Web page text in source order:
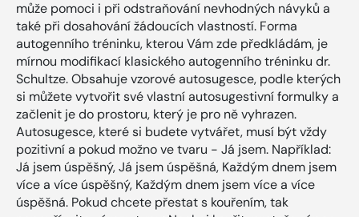
může pomoci i při odstraňování nevhodných návyků a
také při dosahování žádoucích vlastností. Forma
autogenního tréninku, kterou Vám zde předkládám, je
mírnou modifikací klasického autogenního tréninku dr.
Schultze. Obsahuje vzorové autosugesce, podle kterých
si můžete vytvořit své vlastní autosugestivní formulky a
začlenit je do prostoru, který je pro ně vyhrazen.
Autosugesce, které si budete vytvářet, musí být vždy
pozitivní a pokud možno ve tvaru - Já jsem. Například:
Já jsem úspěšný, Já jsem úspěšná, Každým dnem jsem
více a více úspěšný, Každým dnem jsem více a více
úspěšná. Pokud chcete přestat s kouřením, tak